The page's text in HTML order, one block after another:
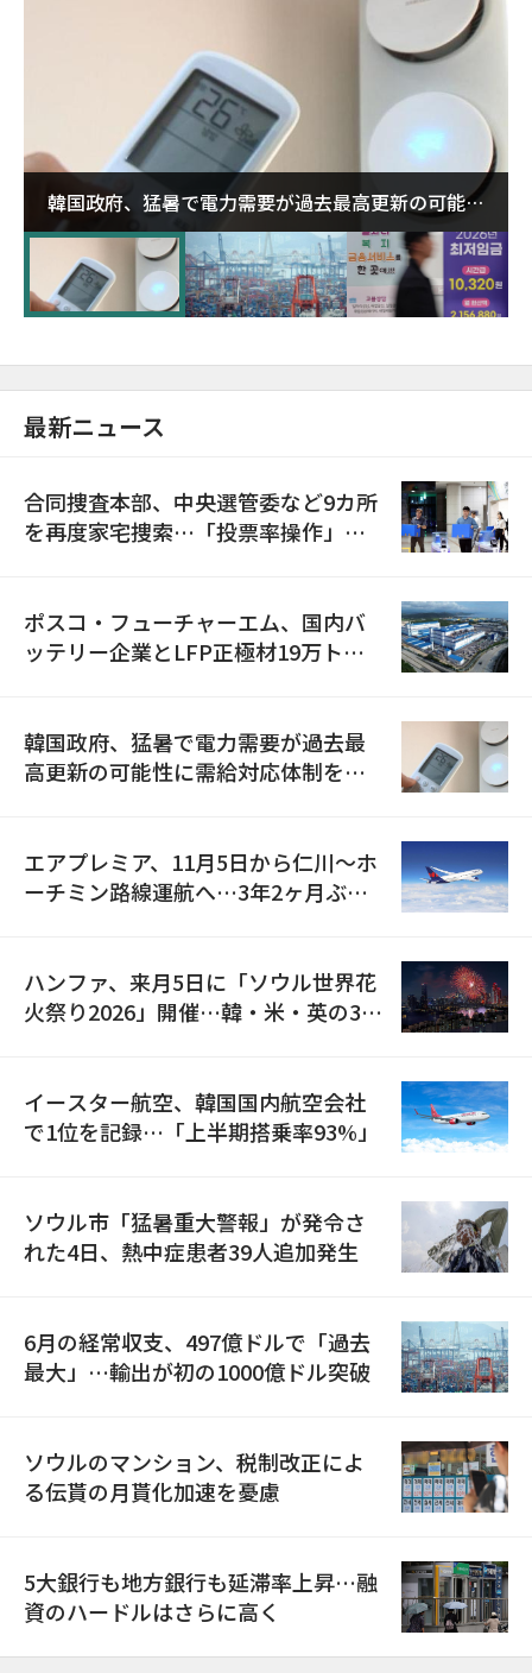
韓国政府、猛暑で電力需要が過去最高更新の可能性
に需給対応体制を点検
最新ニュース
合同捜査本部、中央選管委など9カ所
を再度家宅捜索…「投票率操作」の
ポスコ・フューチャーエム、国内バ
ッテリー企業とLFP正極材19万トン
韓国政府、猛暑で電力需要が過去最
高更新の可能性に需給対応体制を点
エアプレミア、11月5日から仁川〜ホ
ーチミン路線運航へ…3年2ヶ月ぶり
ハンファ、来月5日に「ソウル世界花
火祭り2026」開催…韓・米・英の3カ
イースター航空、韓国国内航空会社
で1位を記録…「上半期搭乗率93%」
ソウル市「猛暑重大警報」が発令さ
れた4日、熱中症患者39人追加発生
6月の経常収支、497億ドルで「過去
最大」…輸出が初の1000億ドル突破
ソウルのマンション、税制改正によ
る伝貰の月貰化加速を憂慮
5大銀行も地方銀行も延滞率上昇…融
資のハードルはさらに高く